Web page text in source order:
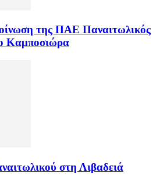
της ΠΑΕ Παναιτωλικός
Καμποσιώρα
στη Λιβαδειά